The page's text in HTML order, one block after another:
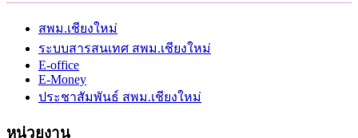
สพม.เชียงใหม่
ระบบสารสนเทศ สพม.เชียงใหม่
E-office
E-Money
ประชาสัมพันธ์ สพม.เชียงใหม่
หน่วยงาน